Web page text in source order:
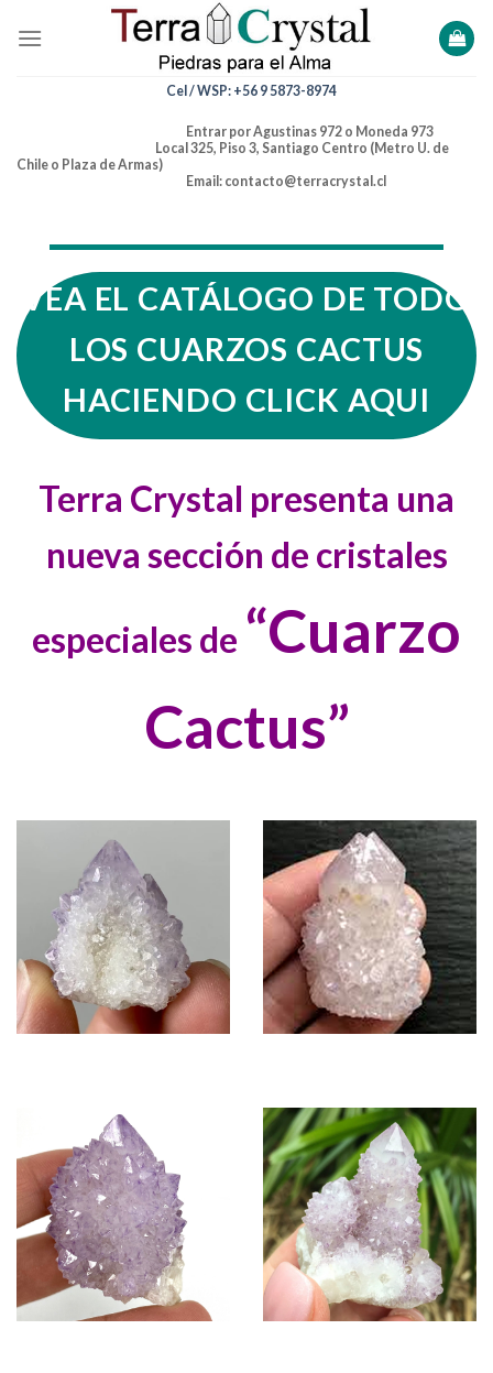
Cel / WSP: +56 9 5873-8974
Entrar por Agustinas 972 o Moneda 973
Local 325, Piso 3, Santiago Centro (Metro U. de
Chile o Plaza de Armas)
Email: contacto@terracrystal.cl
VEA EL CATÁLOGO DE TODO
LOS CUARZOS CACTUS
HACIENDO CLICK AQUI
Terra Crystal presenta una
nueva sección de cristales
especiales de “Cuarzo
Cactus”